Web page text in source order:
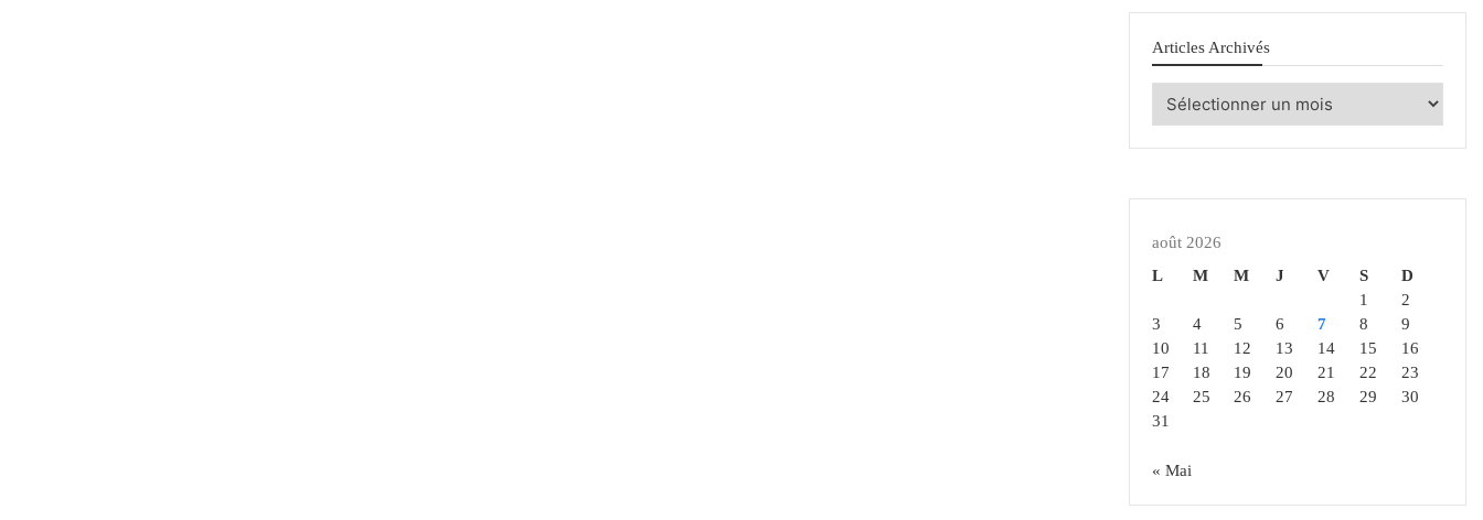
Articles Archivés
Articles
août 2026
L
M M J V S
D
1
2
3
4 5 6 7 8
9
10
11 12 13 14 15
16
17
18 19 20 21 22
23
24
25 26 27 28 29
30
31
« Mai